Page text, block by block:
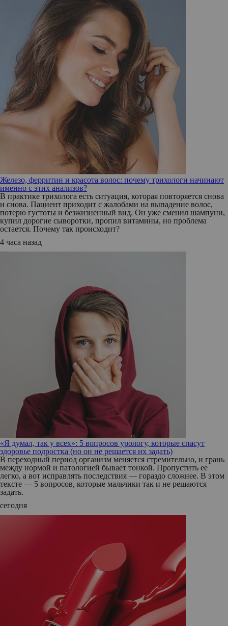
Железо, ферритин и красота волос: почему трихологи начинают
именно с этих анализов?
В практике трихолога есть ситуация, которая повторяется снова
и снова. Пациент приходит с жалобами на выпадение волос,
потерю густоты и безжизненный вид. Он уже сменил шампуни,
купил дорогие сыворотки, пропил витамины, но проблема
остается. Почему так происходит?
4 часа назад
«Я думал, так у всех»: 5 вопросов урологу, которые спасут
здоровье подростка (но он не решается их задать)
В переходный период организм меняется стремительно, и грань
между нормой и патологией бывает тонкой. Пропустить ее
легко, а вот исправлять последствия — гораздо сложнее. В этом
тексте — 5 вопросов, которые мальчики так и не решаются
задать.
сегодня